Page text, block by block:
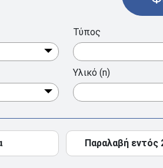
Τύπος
Υλικό (n)
Παραλαβή εντός